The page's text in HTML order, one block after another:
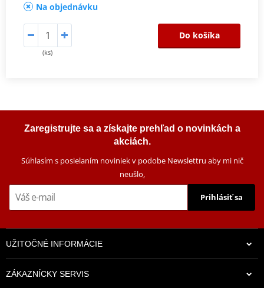
Na objednávku
(ks)
Do košíka
Zaregistrujte sa a získajte prehľad o novinkách a
akciách.
Súhlasím s posielaním noviniek v podobe Newslettru aby mi nič
neušlo.
Prihlásiť sa
UŽITOČNÉ INFORMÁCIE
ZÁKAZNÍCKY SERVIS